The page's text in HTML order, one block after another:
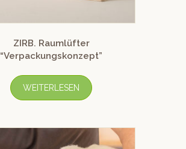
ZIRB. Raumlüfter
“Verpackungskonzept”
WEITERLESEN